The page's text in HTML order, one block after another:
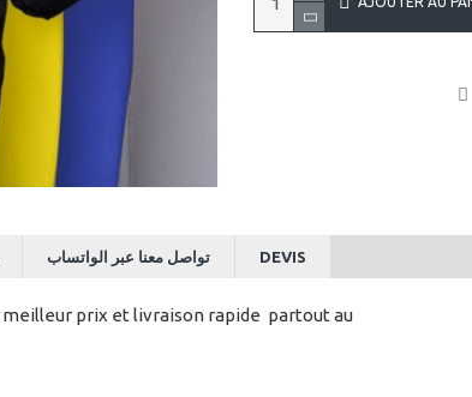
تواصل معنا عبر الواتساب DEVIS
prix et livraison rapide partout au